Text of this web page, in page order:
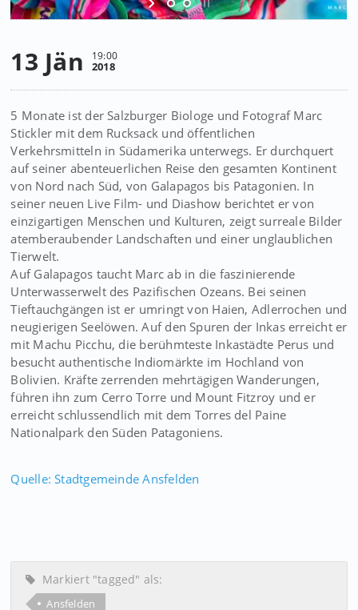
13 Jän 19:00
2018
5 Monate ist der Salzburger Biologe und Fotograf Marc
Stickler mit dem Rucksack und öffentlichen
Verkehrsmitteln in Südamerika unterwegs. Er durchquert
auf seiner abenteuerlichen Reise den gesamten Kontinent
von Nord nach Süd, von Galapagos bis Patagonien. In
seiner neuen Live Film- und Diashow berichtet er von
einzigartigen Menschen und Kulturen, zeigt surreale Bilder
atemberaubender Landschaften und einer unglaublichen
Tierwelt.
Auf Galapagos taucht Marc ab in die faszinierende
Unterwasserwelt des Pazifischen Ozeans. Bei seinen
Tieftauchgängen ist er umringt von Haien, Adlerrochen und
neugierigen Seelöwen. Auf den Spuren der Inkas erreicht er
mit Machu Picchu, die berühmteste Inkastädte Perus und
besucht authentische Indiomärkte im Hochland von
Bolivien. Kräfte zerrenden mehrtägigen Wanderungen,
führen ihn zum Cerro Torre und Mount Fitzroy und er
erreicht schlussendlich mit dem Torres del Paine
Nationalpark den Süden Patagoniens.
Quelle: Stadtgemeinde Ansfelden
Markiert "tagged" als:
Ansfelden